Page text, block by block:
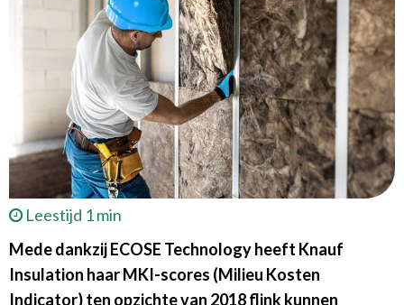
Leestijd 1 min
Mede dankzij ECOSE Technology heeft Knauf
Insulation haar MKI-scores (Milieu Kosten
Indicator) ten opzichte van 2018 flink kunnen